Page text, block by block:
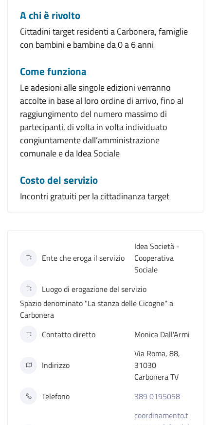
A chi è rivolto
Cittadini target residenti a Carbonera, famiglie
con bambini e bambine da 0 a 6 anni
Come funziona
Le adesioni alle singole edizioni verranno
accolte in base al loro ordine di arrivo, fino al
raggiungimento del numero massimo di
partecipanti, di volta in volta individuato
congiuntamente dall’amministrazione
comunale e da Idea Sociale
Costo del servizio
Incontri gratuiti per la cittadinanza target
Ente che eroga il servizio
Idea Società -
Cooperativa
Sociale
Luogo di erogazione del servizio
Spazio denominato "La stanza delle Cicogne" a
Carbonera
Contatto diretto
Monica Dall'Armi
Indirizzo
Via Roma, 88,
31030
Carbonera TV
Telefono
389 0195058
coordinamento.t